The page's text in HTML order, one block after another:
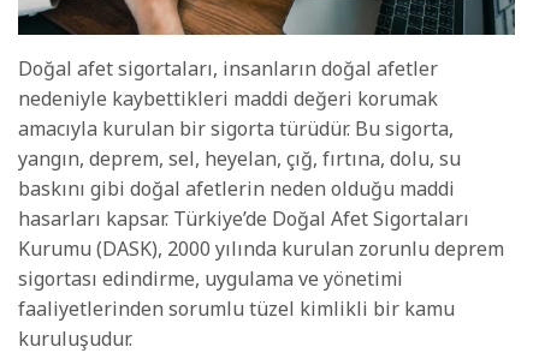
Doğal afet sigortaları, insanların doğal afetler
nedeniyle kaybettikleri maddi değeri korumak
amacıyla kurulan bir sigorta türüdür. Bu sigorta,
yangın, deprem, sel, heyelan, çığ, fırtına, dolu, su
baskını gibi doğal afetlerin neden olduğu maddi
hasarları kapsar. Türkiye’de Doğal Afet Sigortaları
Kurumu (DASK), 2000 yılında kurulan zorunlu deprem
sigortası edindirme, uygulama ve yönetimi
faaliyetlerinden sorumlu tüzel kimlikli bir kamu
kuruluşudur.